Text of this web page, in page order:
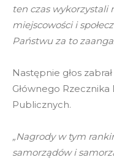
ten czas wykorzystali
miejscowości i
Państwu za to
Następnie głos zabrał
Głównego
Publicznych.
„Nagrody w tym
samorządów i